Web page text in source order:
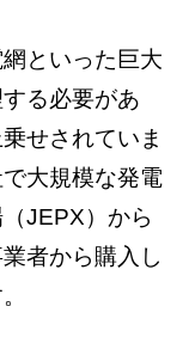
といった巨大
る必要があ
せされていま
大規模な発電
JEPX）から
者から購入し